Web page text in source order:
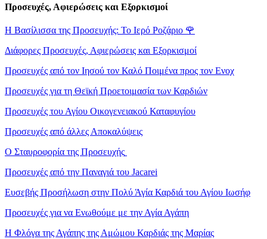
Προσευχές, Αφιερώσεις και Εξορκισμοί
Η Βασίλισσα της Προσευχής: Το Ιερό Ροζάριο 🌹
Διάφορες Προσευχές, Αφιερώσεις και Εξορκισμοί
Προσευχές από τον Ιησού τον Καλό Ποιμένα προς τον Ενοχ
Προσευχές για τη Θεϊκή Προετοιμασία των Καρδιών
Προσευχές του Αγίου Οικογενειακού Καταφυγίου
Προσευχές από άλλες Αποκαλύψεις
Ο Σταυροφορία της Προσευχής
Προσευχές από την Παναγιά του Jacarei
Ευσεβής Προσήλωση στην Πολύ Άγία Καρδιά του Αγίου Ιωσήφ
Προσευχές για να Ενωθούμε με την Αγία Αγάπη
Η Φλόγα της Αγάπης της Αμώμου Καρδιάς της Μαρίας